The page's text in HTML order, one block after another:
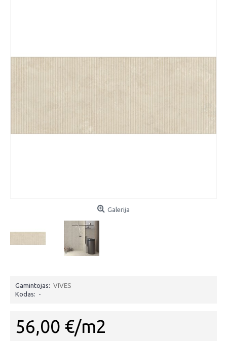
Galerija
Gamintojas: VIVES
Kodas: -
56,00 €/m2